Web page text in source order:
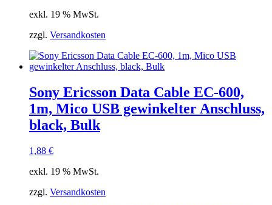
exkl. 19 % MwSt.
zzgl. Versandkosten
Sony Ericsson Data Cable EC-600,
1m, Mico USB gewinkelter Anschluss,
black, Bulk
1,88 €
exkl. 19 % MwSt.
zzgl. Versandkosten